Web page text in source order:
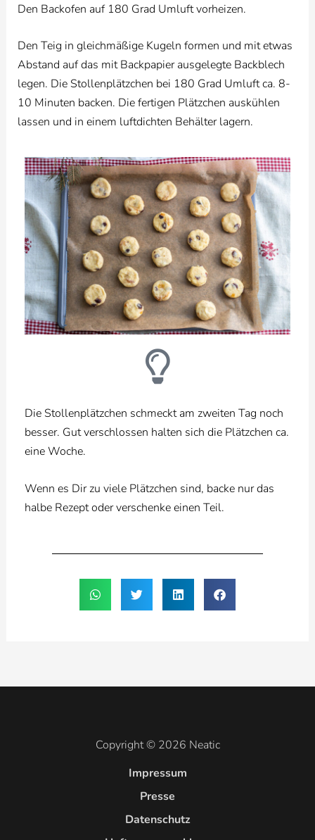
Den Backofen auf 180 Grad Umluft vorheizen.
Den Teig in gleichmäßige Kugeln formen und mit etwas
Abstand auf das mit Backpapier ausgelegte Backblech
legen. Die Stollenplätzchen bei 180 Grad Umluft ca. 8-
10 Minuten backen. Die fertigen Plätzchen auskühlen
lassen und in einem luftdichten Behälter lagern.
Die Stollenplätzchen schmeckt am zweiten Tag noch
besser. Gut verschlossen halten sich die Plätzchen ca.
eine Woche.
Wenn es Dir zu viele Plätzchen sind, backe nur das
halbe Rezept oder verschenke einen Teil.
Copyright © 2026 Neatic
Impressum
Presse
Datenschutz